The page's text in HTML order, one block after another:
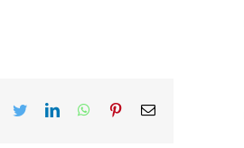
Facebook
TwitterLinkedInWhatsApp
PinterestEmail